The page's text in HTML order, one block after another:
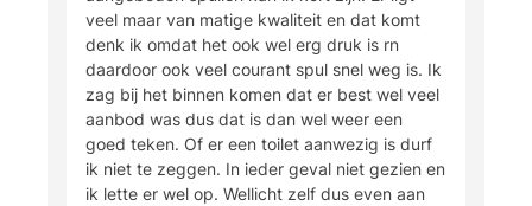
veel maar van matige kwaliteit en dat komt
denk ik omdat het ook wel erg druk is rn
daardoor ook veel courant spul snel weg is. Ik
zag bij het binnen komen dat er best wel veel
aanbod was dus dat is dan wel weer een
goed teken. Of er een toilet aanwezig is durf
ik niet te zeggen. In ieder geval niet gezien en
ik lette er wel op. Wellicht zelf dus even aan